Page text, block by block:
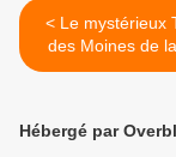
< Le mystérieux Tumulus
des Moines de la
Hébergé par